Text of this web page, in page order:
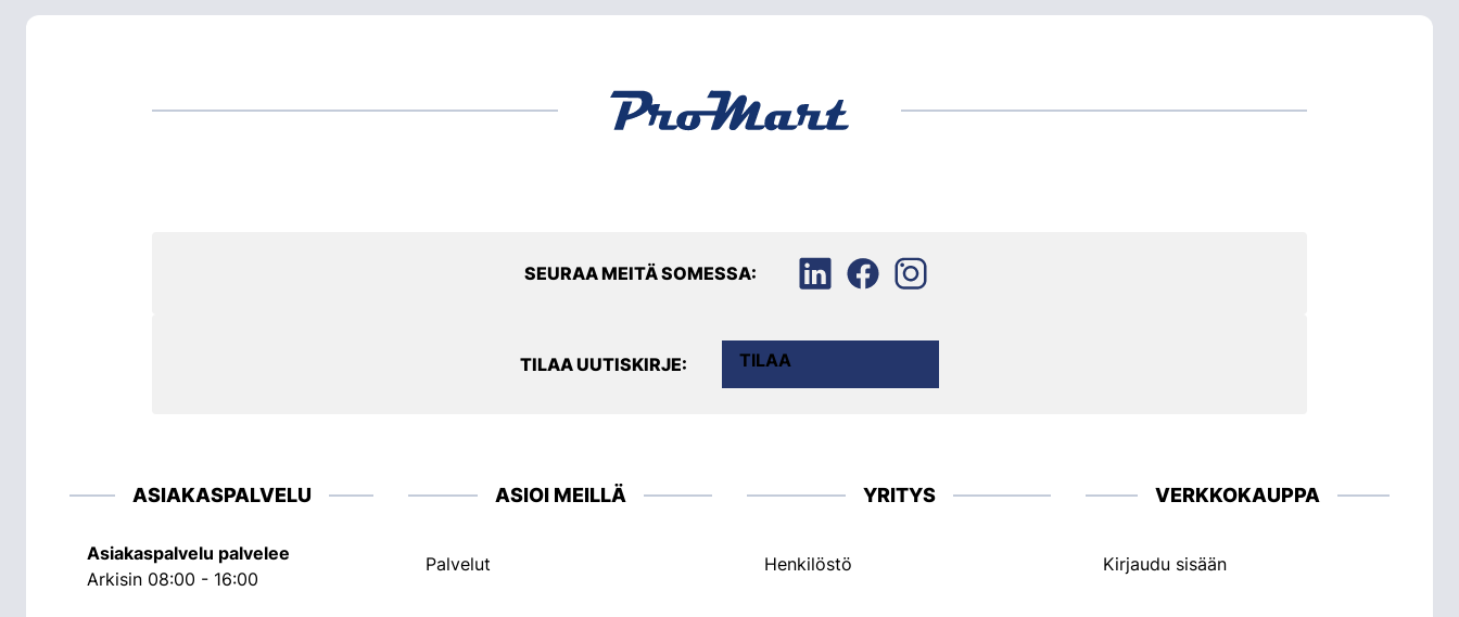
SEURAA MEITÄ SOMESSA:
TILAA UUTISKIRJE: TILAA
ASIAKASPALVELU
Asiakaspalvelu palvelee
Arkisin 08:00 - 16:00
ASIOI MEILLÄ
Palvelut
YRITYS
Henkilöstö
VERKKOKAUPPA
Kirjaudu sisään